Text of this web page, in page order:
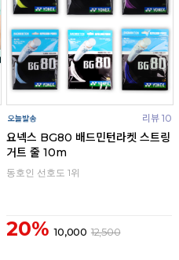
리뷰 10
요넥스 BG80 배드민턴라켓 스트링
거트 줄 10m
동호인 선호도 1위
20% 10,000 12,500